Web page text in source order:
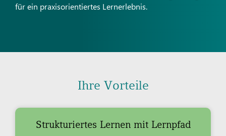
für ein praxisorientiertes Lernerlebnis.​
Ihre Vorteile
Strukturiertes Lernen mit Lernpfad